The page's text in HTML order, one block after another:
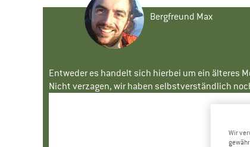
Bergfreund Max
Entweder es handelt sich hierbei um ein älteres
Nicht verzagen, wir haben selbstverständlich
Wir